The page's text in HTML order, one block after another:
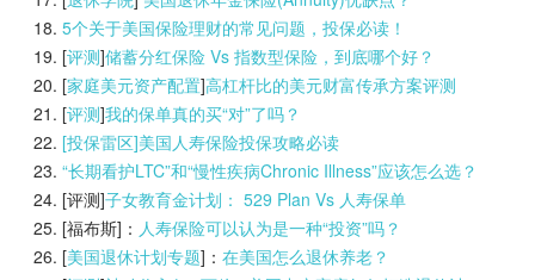
5个关于美国保险理财的常见问题，投保必读！
[评测]储蓄分红保险 Vs 指数型保险，到底哪个好？
[家庭美元资产配置]高杠杆比的美元财富传承方案评测
[评测]我的保单真的买“对”了吗？
[投保雷区]美国人寿保险投保攻略必读
“长期看护LTC”和“慢性疾病Chronic Illness”应该怎么选？
[评测]子女教育金计划： 529 Plan Vs 人寿保单
[福布斯]： 人寿保险可以认为是一种“投资”吗？
[美国退休计划专题]： 在美国怎么退休养老？